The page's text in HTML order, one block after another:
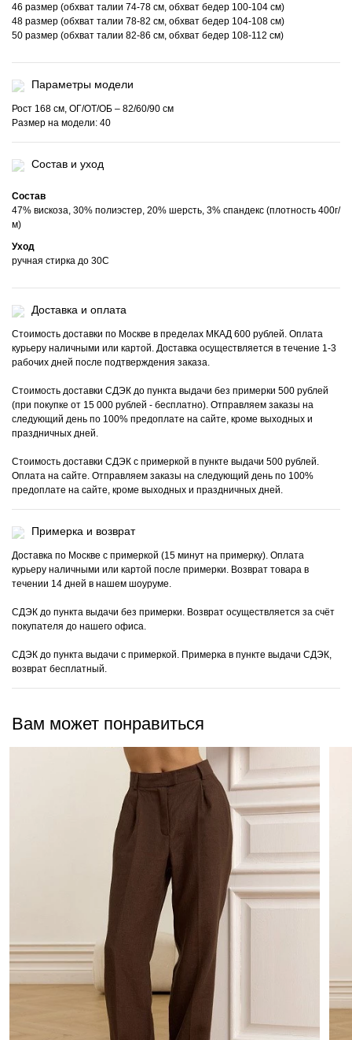
46 размер (обхват талии 74-78 см, обхват бедер 100-104 см)
48 размер (обхват талии 78-82 см, обхват бедер 104-108 см)
50 размер (обхват талии 82-86 см, обхват бедер 108-112 см)
Параметры модели
Рост 168 см, ОГ/ОТ/ОБ – 82/60/90 см
Размер на модели: 40
Состав и уход
Состав
47% вискоза, 30% полиэстер, 20% шерсть, 3% спандекс (плотность 400г/
м)
Уход
ручная стирка до 30С
Доставка и оплата
Стоимость доставки по Москве в пределах МКАД 600 рублей. Оплата
курьеру наличными или картой. Доставка осуществляется в течение 1-3
рабочих дней после подтверждения заказа.
Стоимость доставки СДЭК до пункта выдачи без примерки 500 рублей
(при покупке от 15 000 рублей - бесплатно). Отправляем заказы на
следующий день по 100% предоплате на сайте, кроме выходных и
праздничных дней.
Стоимость доставки СДЭК с примеркой в пункте выдачи 500 рублей.
Оплата на сайте. Отправляем заказы на следующий день по 100%
предоплате на сайте, кроме выходных и праздничных дней.
Примерка и возврат
Доставка по Москве с примеркой (15 минут на примерку). Оплата
курьеру наличными или картой после примерки. Возврат товара в
течении 14 дней в нашем шоуруме.
СДЭК до пункта выдачи без примерки. Возврат осуществляется за счёт
покупателя до нашего офиса.
СДЭК до пункта выдачи с примеркой. Примерка в пункте выдачи СДЭК,
возврат бесплатный.
Вам может понравиться